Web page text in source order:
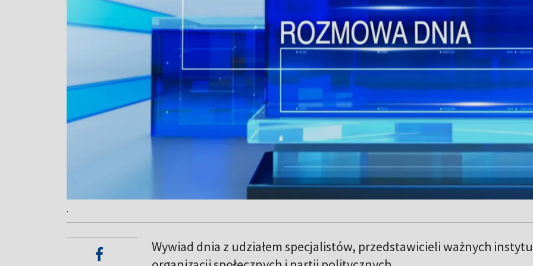
.
Wywiad dnia z udziałem specjalistów, przedstawicieli ważnych